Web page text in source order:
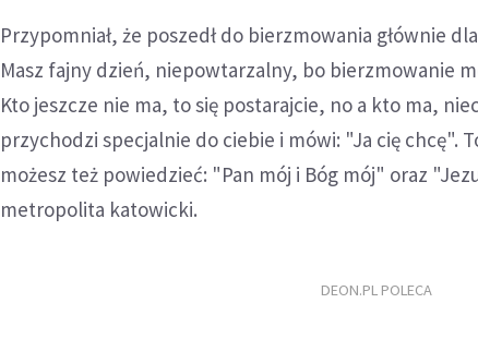
Przypomniał, że poszedł do bierzmowania głównie
Masz fajny dzień, niepowtarzalny, bo bierzmowanie
Kto jeszcze nie ma, to się postarajcie, no a kto ma,
przychodzi specjalnie do ciebie i mówi: "Ja cię chcę".
możesz też powiedzieć: "Pan mój i Bóg mój" oraz
metropolita katowicki.
DEON.PL POLECA